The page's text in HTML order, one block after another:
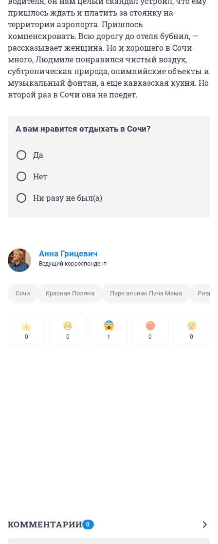
пришлось ждать и платить за стоянку на
территории аэропорта. Пришлось
компенсировать. Всю дорогу до отеля бубнил, —
рассказывает женщина. Но и хорошего в Сочи
много, Людмиле понравился чистый воздух,
субтропическая природа, олимпийские объекты и
музыкальный фонтан, а еще кавказская кухня. Но
второй раз в Сочи она не поедет.
А вам нравится отдыхать в Сочи?
Да
Нет
Ни разу не был(а)
Анна Грицевич
Ведущий корреспондент
Сочи Красная Поляна Парк альпак Пача Мама
0 0 1 0 0
КОММЕНТАРИИ 0